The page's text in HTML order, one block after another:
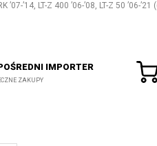
’14, LT-Z 400 ’06-’08, LT-Z 50 ’06-
IMPORTER
ZAKUPY